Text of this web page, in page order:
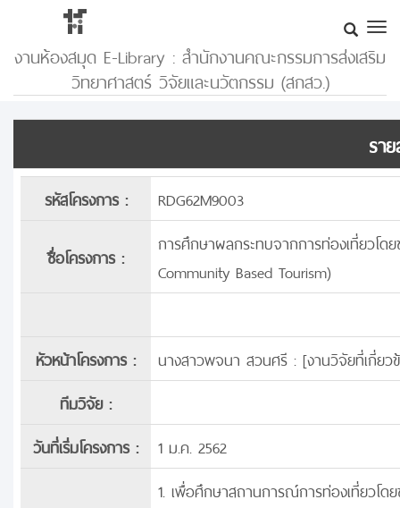
งานห้องสมุด E-Library : สำนักงานคณะกรรมการส่งเสริม
วิทยาศาสตร์ วิจัยและนวัตกรรม (สกสว.)
รา
รหัสโครงการ : RDG62M9003
ชื่อโครงการ :
การศึกษาผลกระทบจากการท่องเที่ยวโด
Community Based Tourism)
หัวหน้าโครงการ : นางสาวพจนา สวนศรี : [งานวิจัยที่เกี่ย
ทีมวิจัย :
วันที่เริ่มโครงการ :
1 ม.ค. 2562
1. เพื่อศึกษาสถานการณ์การท่องเที่ยวโ